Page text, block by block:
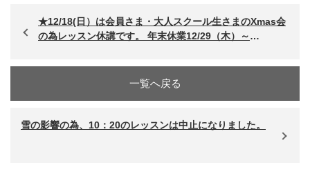
★12/18(日）は会員さま・大人スクール生さまのXmas会
の為レッスン休講です。 年末休業12/29（木）～
16時迄営業です。 1/4（水）～1/6（金）は、Jrｳｨﾝﾀｰﾄｰﾅﾒ
ﾝﾄの為終日全面ｺｰﾄ利用不可となります。 通常レッスンは
一覧へ戻る
雪の影響の為、10：20のレッスンは中止になりました。